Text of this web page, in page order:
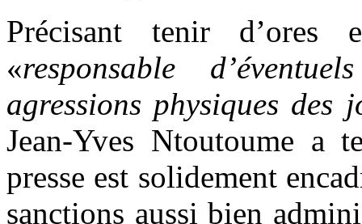
Précisant tenir
«responsable
agressions physiques
Jean-Yves Ntoutoume a
presse est solidement
sanctions aussi bien